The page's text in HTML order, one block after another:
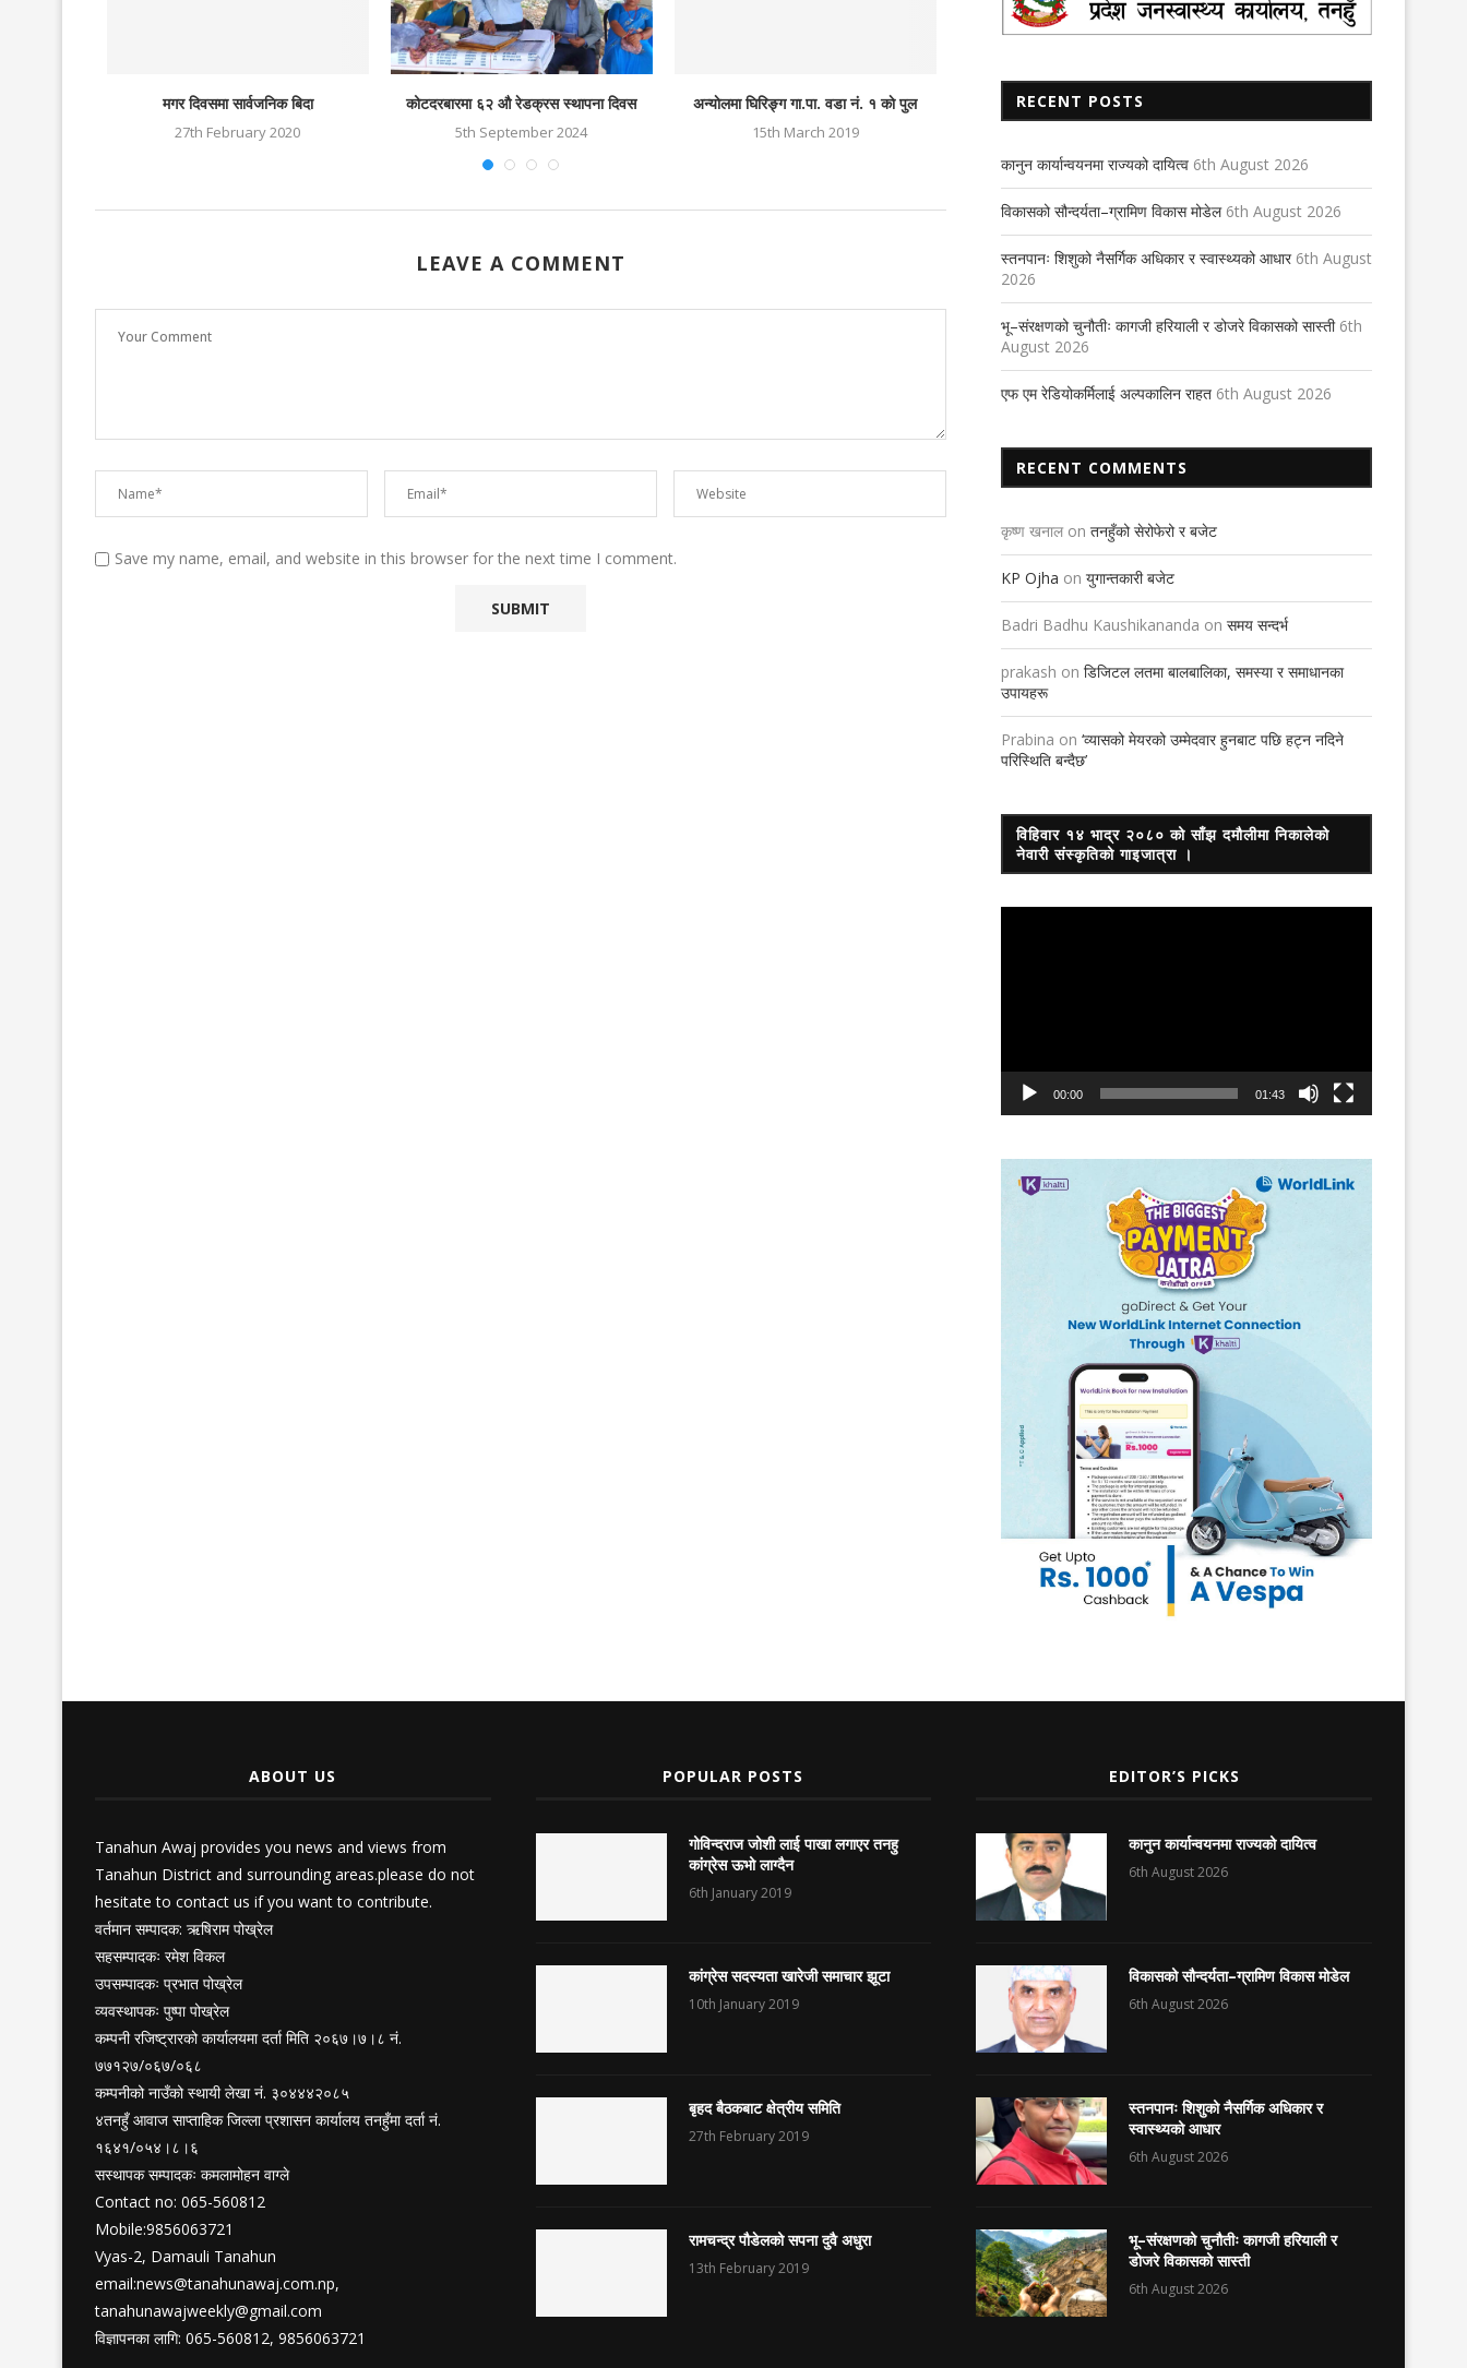
मगर दिवसमा सार्वजनिक बिदा
27th February 2020
कोटदरबारमा ६२ औ रेडक्रस स्थापना दिवस
5th September 2024
अन्याेलमा घिरिङ्ग गा.पा. वडा नं. १ काे पुल
15th March 2019
होलीसंगै बन्दाबन्दीको त्रास
LEAVE A COMMENT
Save my name, email, and website in this browser for the next time I comment.
RECENT POSTS
कानुन कार्यान्वयनमा राज्यको दायित्व 6th August 2026
विकासको सौन्दर्यता–ग्रामिण विकास मोडेल 6th August 2026
स्तनपानः शिशुको नैसर्गिक अधिकार र स्वास्थ्यको आधार 6th August
2026
भू–संरक्षणको चुनौतीः कागजी हरियाली र डोजरे विकासको सास्ती 6th
August 2026
एफ एम रेडियोकर्मिलाई अल्पकालिन राहत 6th August 2026
RECENT COMMENTS
कृष्ण खनाल on तनहुँको सेरोफेरो र बजेट
KP Ojha on युगान्तकारी बजेट
Badri Badhu Kaushikananda on समय सन्दर्भ
prakash on डिजिटल लतमा बालबालिका, समस्या र समाधानका
उपायहरू
Prabina on ‘व्यासको मेयरको उम्मेदवार हुनबाट पछि हट्न नदिने
परिस्थिति बन्दैछ’
विहिवार १४ भाद्र २०८० को साँझ दमौलीमा निकालेको
नेवारी संस्कृतिको गाइजात्रा ।
00:00 01:43
ABOUT US
Tanahun Awaj provides you news and views from
Tanahun District and surrounding areas.please do not
hesitate to contact us if you want to contribute.
वर्तमान सम्पादक: ऋषिराम पोख्रेल
सहसम्पादकः रमेश विकल
उपसम्पादकः प्रभात पोख्रेल
व्यवस्थापकः पुष्पा पोख्रेल
कम्पनी रजिष्ट्रारको कार्यालयमा दर्ता मिति २०६७।७।८ नं.
७७१२७/०६७/०६८
कम्पनीको नाउँको स्थायी लेखा नं. ३०४४४२०८५
४तनहुँ आवाज साप्ताहिक जिल्ला प्रशासन कार्यालय तनहुँमा दर्ता नं.
१६४१/०५४।८।६
सस्थापक सम्पादकः कमलामोहन वाग्ले
Contact no: 065-560812
Mobile:9856063721
Vyas-2, Damauli Tanahun
email:news@tanahunawaj.com.np,
tanahunawajweekly@gmail.com
विज्ञापनका लागि: 065-560812, 9856063721
POPULAR POSTS
गोविन्दराज जोशी लाई पाखा लगाएर तनहु
कांग्रेस ऊभो लाग्दैन
6th January 2019
कांग्रेस सदस्यता खारेजी समाचार झूटा
10th January 2019
बृहद बैठकबाट क्षेत्रीय समिति
27th February 2019
रामचन्द्र पौडेलको सपना दुवै अधुरा
13th February 2019
EDITOR’S PICKS
कानुन कार्यान्वयनमा राज्यको दायित्व
6th August 2026
विकासको सौन्दर्यता–ग्रामिण विकास मोडेल
6th August 2026
स्तनपानः शिशुको नैसर्गिक अधिकार र
स्वास्थ्यको आधार
6th August 2026
भू–संरक्षणको चुनौतीः कागजी हरियाली र
डोजरे विकासको सास्ती
6th August 2026